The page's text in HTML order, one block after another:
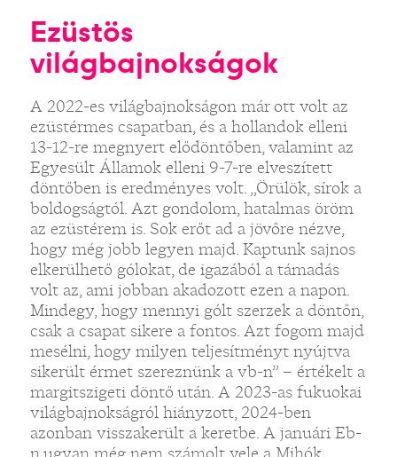
Ezüstös
világbajnokságok
A 2022-es világbajnokságon már ott volt az
ezüstérmes csapatban, és a hollandok elleni
13-12-re megnyert elődöntőben, valamint az
Egyesült Államok elleni 9-7-re elveszített
döntőben is eredményes volt. „Örülök, sírok a
boldogságtól. Azt gondolom, hatalmas öröm
az ezüstérem is. Sok erőt ad a jövőre nézve,
hogy még jobb legyen majd. Kaptunk sajnos
elkerülhető gólokat, de igazából a támadás
volt az, ami jobban akadozott ezen a napon.
Mindegy, hogy mennyi gólt szerzek a döntőn,
csak a csapat sikere a fontos. Azt fogom majd
mesélni, hogy milyen teljesítményt nyújtva
sikerült érmet szereznünk a vb-n” – értékelt a
margitszigeti döntő után. A 2023-as fukuokai
világbajnokságról hiányzott, 2024-ben
azonban visszakerült a keretbe. A januári Eb-